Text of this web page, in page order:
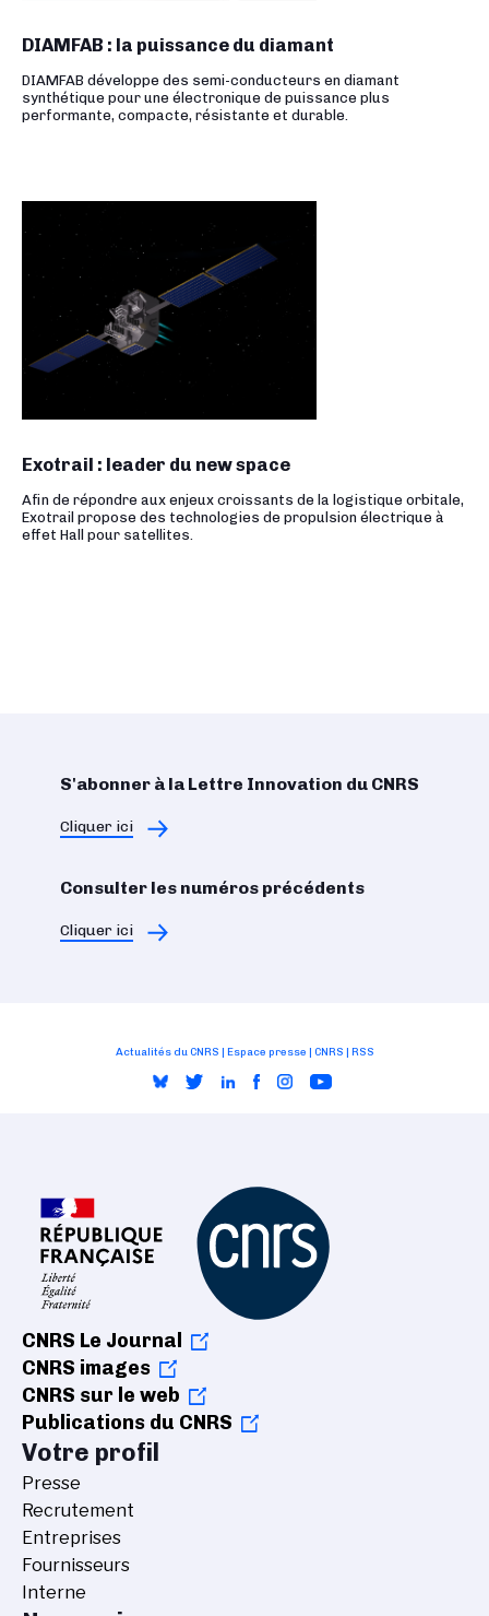
DIAMFAB : la puissance du diamant
DIAMFAB développe des semi-conducteurs en diamant
synthétique pour une électronique de puissance plus
performante, compacte, résistante et durable.
Exotrail : leader du new space
Afin de répondre aux enjeux croissants de la logistique orbitale,
Exotrail propose des technologies de propulsion électrique à
effet Hall pour satellites.
S'abonner à la Lettre Innovation du CNRS
Cliquer ici
Consulter les numéros précédents
Cliquer ici
Actualités du CNRS | Espace presse | CNRS | RSS
CNRS Le Journal
CNRS images
CNRS sur le web
Publications du CNRS
Votre profil
Presse
Recrutement
Entreprises
Fournisseurs
Interne